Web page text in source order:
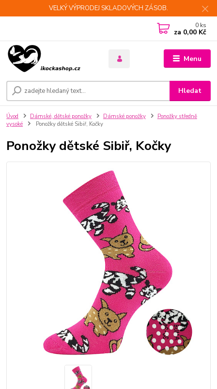
VELKÝ VÝPRODEJ SKLADOVÝCH ZÁSOB.
Menu
Hledat
0 ks
za 0,00 Kč
Úvod Dámské, dětské ponožky Dámské ponožky
Ponožky středně
vysoké
Ponožky dětské Sibiř, Kočky
Ponožky dětské Sibiř, Kočky